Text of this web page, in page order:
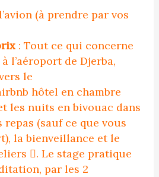
(à prendre par vos
: Tout ce qui concerne
l’aéroport de Djerba,
le
hôtel en chambre
les nuits en bivouac dans
(sauf ce que vous
la bienveillance et le
. Le stage pratique
par les 2